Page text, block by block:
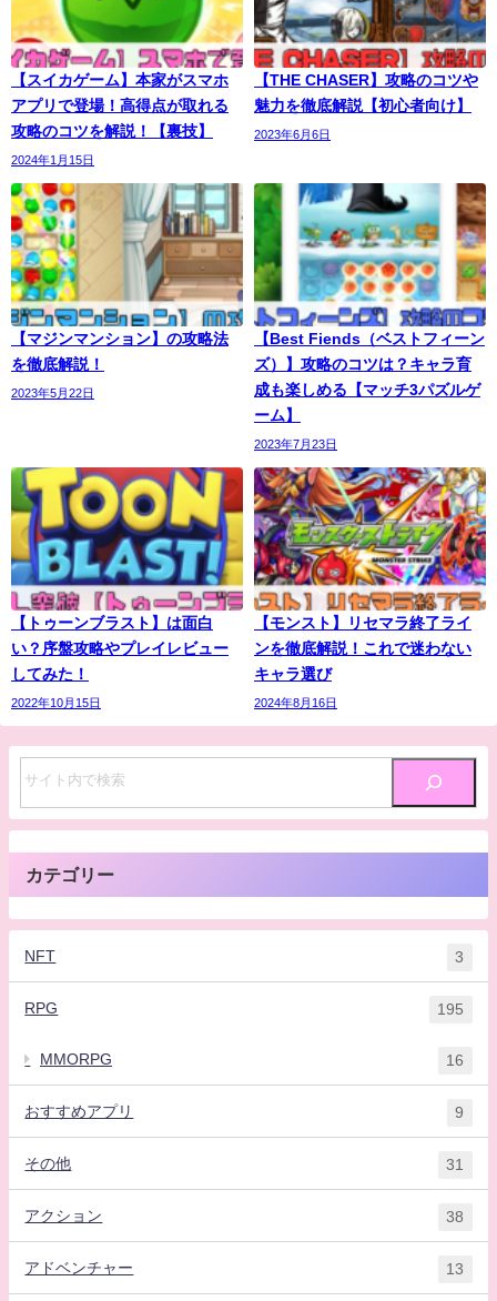
【スイカゲーム】本家がスマホ
アプリで登場！高得点が取れる
攻略のコツを解説！【裏技】
2024年1月15日
【THE CHASER】攻略のコツや
魅力を徹底解説【初心者向け】
2023年6月6日
【マジンマンション】の攻略法
を徹底解説！
2023年5月22日
【Best Fiends（ベストフィーン
ズ）】攻略のコツは？キャラ育
成も楽しめる【マッチ3パズルゲ
ーム】
2023年7月23日
【トゥーンブラスト】は面白
い？序盤攻略やプレイレビュー
してみた！
2022年10月15日
【モンスト】リセマラ終了ライ
ンを徹底解説！これで迷わない
キャラ選び
2024年8月16日
カテゴリー
NFT 3
RPG 195
MMORPG 16
おすすめアプリ 9
その他 31
アクション 38
アドベンチャー 13